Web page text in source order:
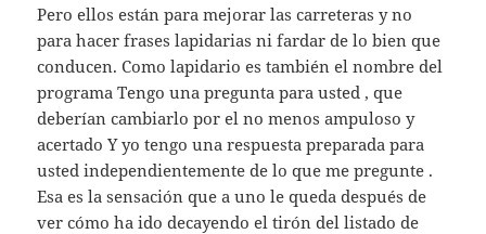
Pero ellos están para mejorar las carreteras y no
para hacer frases lapidarias ni fardar de lo bien que
conducen. Como lapidario es también el nombre del
programa Tengo una pregunta para usted , que
deberían cambiarlo por el no menos ampuloso y
acertado Y yo tengo una respuesta preparada para
usted independientemente de lo que me pregunte .
Esa es la sensación que a uno le queda después de
ver cómo ha ido decayendo el tirón del listado de